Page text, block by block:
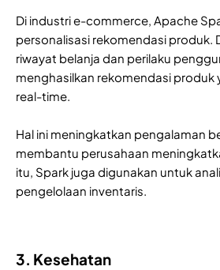
Di industri e-commerce, Apache
personalisasi rekomendasi produk.
riwayat belanja dan perilaku
menghasilkan rekomendasi produk
real-time.
Hal ini meningkatkan pengalaman
membantu perusahaan
itu, Spark juga digunakan untuk
pengelolaan inventaris.
3. Kesehatan